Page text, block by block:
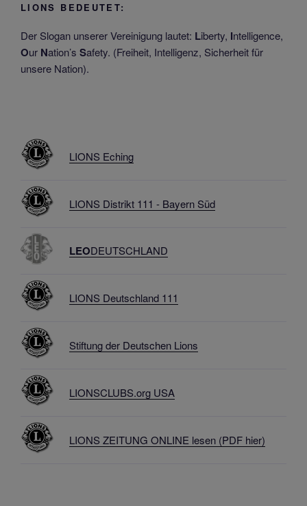
LIONS BEDEUTET:
Der Slogan unserer Vereinigung lautet: Liberty, Intelligence,
Our Nation’s Safety. (Freiheit, Intelligenz, Sicherheit für
unsere Nation).
LIONS Eching
LIONS Distrikt 111 - Bayern Süd
LEODEUTSCHLAND
LIONS Deutschland 111
Stiftung der Deutschen Lions
LIONSCLUBS.org USA
LIONS ZEITUNG ONLINE lesen (PDF hier)